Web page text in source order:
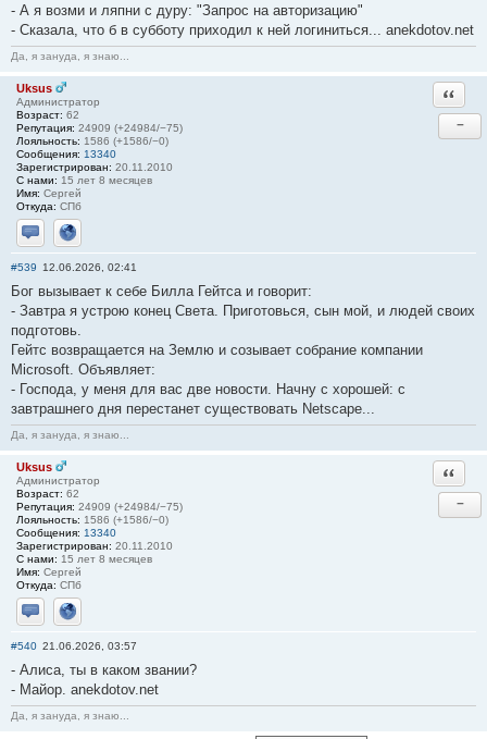
- А я возми и ляпни с дуру: "Запрос на авторизацию"
- Сказала, что б в субботу приходил к ней логиниться... anekdotov.net
Да, я зануда, я знаю...
Uksus
Администратор
Возраст: 62
Репутация: 24909 (+24984/−75)
Лояльность: 1586 (+1586/−0)
Сообщения: 13340
Зарегистрирован: 20.11.2010
С нами: 15 лет 8 месяцев
Имя: Сергей
Откуда: СПб
Отправить личное сообщение
Сайт
−
#539 12.06.2026, 02:41
Бог вызывает к себе Билла Гейтса и говорит:
- Завтра я устрою конец Света. Приготовься, сын мой, и людей своих
подготовь.
Гейтс возвращается на Землю и созывает собрание компании
Microsoft. Объявляет:
- Господа, у меня для вас две новости. Начну с хорошей: с
завтрашнего дня перестанет существовать Netscape...
Да, я зануда, я знаю...
Uksus
Администратор
Возраст: 62
Репутация: 24909 (+24984/−75)
Лояльность: 1586 (+1586/−0)
Сообщения: 13340
Зарегистрирован: 20.11.2010
С нами: 15 лет 8 месяцев
Имя: Сергей
Откуда: СПб
Отправить личное сообщение
Сайт
−
#540 21.06.2026, 03:57
- Алиса, ты в каком звании?
- Майор. anekdotov.net
Да, я зануда, я знаю...